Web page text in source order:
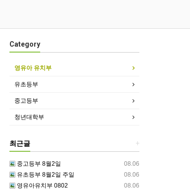
Category
영유아 유치부
유초등부
중고등부
청년대학부
+
최근글
08.06
중고등부 8월2일
08.06
유초등부 8월2일 주일
08.06
영유아유치부 0802